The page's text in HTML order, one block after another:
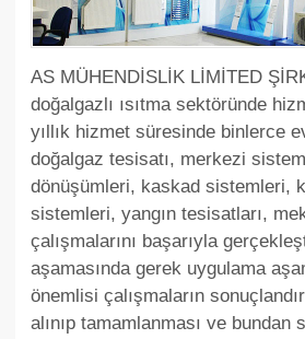
AS MÜHENDİSLİK LİMİTED
doğalgazlı ısıtma sektöründe
yıllık hizmet süresinde binlerce
doğalgaz tesisatı, merkezi
dönüşümleri, kaskad sistemleri,
sistemleri, yangın tesisatları,
çalışmalarını başarıyla
aşamasında gerek uygulama
önemlisi çalışmaların
alınıp tamamlanması ve bundan